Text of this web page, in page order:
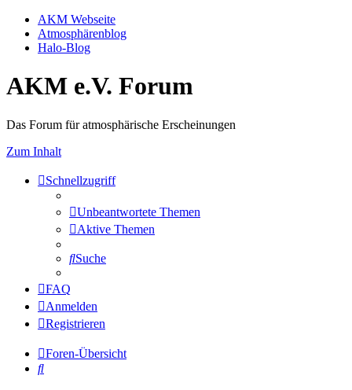
AKM Webseite
Atmosphärenblog
Halo-Blog
AKM e.V. Forum
Das Forum für atmosphärische Erscheinungen
Zum Inhalt
Schnellzugriff
Unbeantwortete Themen
Aktive Themen
Suche
FAQ
Anmelden
Registrieren
Foren-Übersicht
Suche